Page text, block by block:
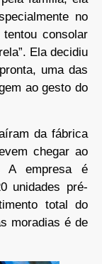
no
consolar
Ela decidiu
uma das
ao gesto do
da fábrica
chegar ao
A empresa é
unidades pré-
total do
moradias é de